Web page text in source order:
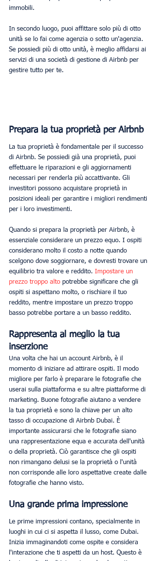
immobili.
In secondo luogo, puoi affittare solo più di otto
unità se lo fai come agenzia o sotto un'agenzia.
Se possiedi più di otto unità, è meglio affidarsi ai
servizi di una società di gestione di Airbnb per
gestire tutto per te.
Prepara la tua proprietà per Airbnb
La tua proprietà è fondamentale per il successo
di Airbnb. Se possiedi già una proprietà, puoi
effettuare le riparazioni e gli aggiornamenti
necessari per renderla più accattivante. Gli
investitori possono acquistare proprietà in
posizioni ideali per garantire i migliori rendimenti
per i loro investimenti.
Quando si prepara la proprietà per Airbnb, è
essenziale considerare un prezzo equo. I ospiti
considerano molto il costo a notte quando
scelgono dove soggiornare, e dovresti trovare un
equilibrio tra valore e reddito. Impostare un
prezzo troppo alto potrebbe significare che gli
ospiti si aspettano molto, o rischiare il tuo
reddito, mentre impostare un prezzo troppo
basso potrebbe portare a un basso reddito.
Rappresenta al meglio la tua
inserzione
Una volta che hai un account Airbnb, è il
momento di iniziare ad attirare ospiti. Il modo
migliore per farlo è preparare le fotografie che
userai sulla piattaforma e su altre piattaforme di
marketing. Buone fotografie aiutano a vendere
la tua proprietà e sono la chiave per un alto
tasso di occupazione di Airbnb Dubai. È
importante assicurarsi che le fotografie siano
una rappresentazione equa e accurata dell'unità
o della proprietà. Ciò garantisce che gli ospiti
non rimangano delusi se la proprietà o l'unità
non corrisponde alle loro aspettative create dalle
fotografie che hanno visto.
Una grande prima impressione
Le prime impressioni contano, specialmente in
luoghi in cui ci si aspetta il lusso, come Dubai.
Inizia immaginandoti come ospite e considera
l'interazione che ti aspetti da un host. Questo è